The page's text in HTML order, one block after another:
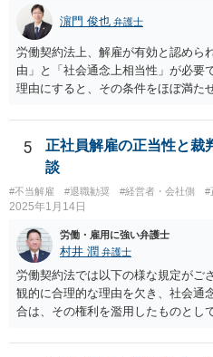
すことはあっても、基本的に儲かる
手金をもらうということはあります
関係なので、あまり好ましい処理で
が切れる可能性があるからです。 つ
なく、顧問会社のためにその意思（
略）を踏まえたうえで事件を遂行
は年俸が1200万円と高かったこと
復職の気持ちを萎えさす意味で、ず
る作戦もあるのでしょうか？ 原告
とで復職の意思があるということで
からと言って復職の気持ちが萎える
現在、原告的に勝ち筋の見通しが十
クペイに対する期待から、萎える理
会社も原告の取下を狙っているとい
問会社の意思の問題だと思われます
反論となっており、論理破綻もして
言葉をそのまま、文章にしたのか、
ん。 とありますが、代理人弁護士
濵門 俊也 弁護士
労働契約法上、解雇が有効と認めら
由」と「社会通念上相当性」が必要
理由にすると、その条件をほぼ満た
や配置転換などの改善措置を尽くし
「合理的な解雇理由」とは認めない
足」で解雇を争われると、会社側
勝てない（＝解雇無効と判断されや
ージとは逆で、「高年俸・高度専門
をより厳しく求められ、能力不足理
むしろ高くなります。 中途の高度人
① 導入期の評価基準と実績の比較 ②
育の実施 ③ 配置転換などほかの改
ておかないと、解雇は無効とされる
5
正社員解雇の正当性と裁
談
#不当解雇 #退職勧奨 #経営者・会社側 #
2025年1月14日
労働・雇用に強い弁護士
村井 潤 弁護士
労働契約法では以下の様な規定が
観的に合理的な理由を欠き、社会通
合は、その権利を濫用したものとし
ような命令を下し、それにどの様な